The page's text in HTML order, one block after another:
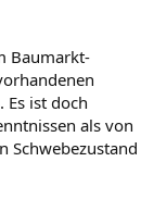
Baumarkt-
ist doch
als von
Schwebezustand